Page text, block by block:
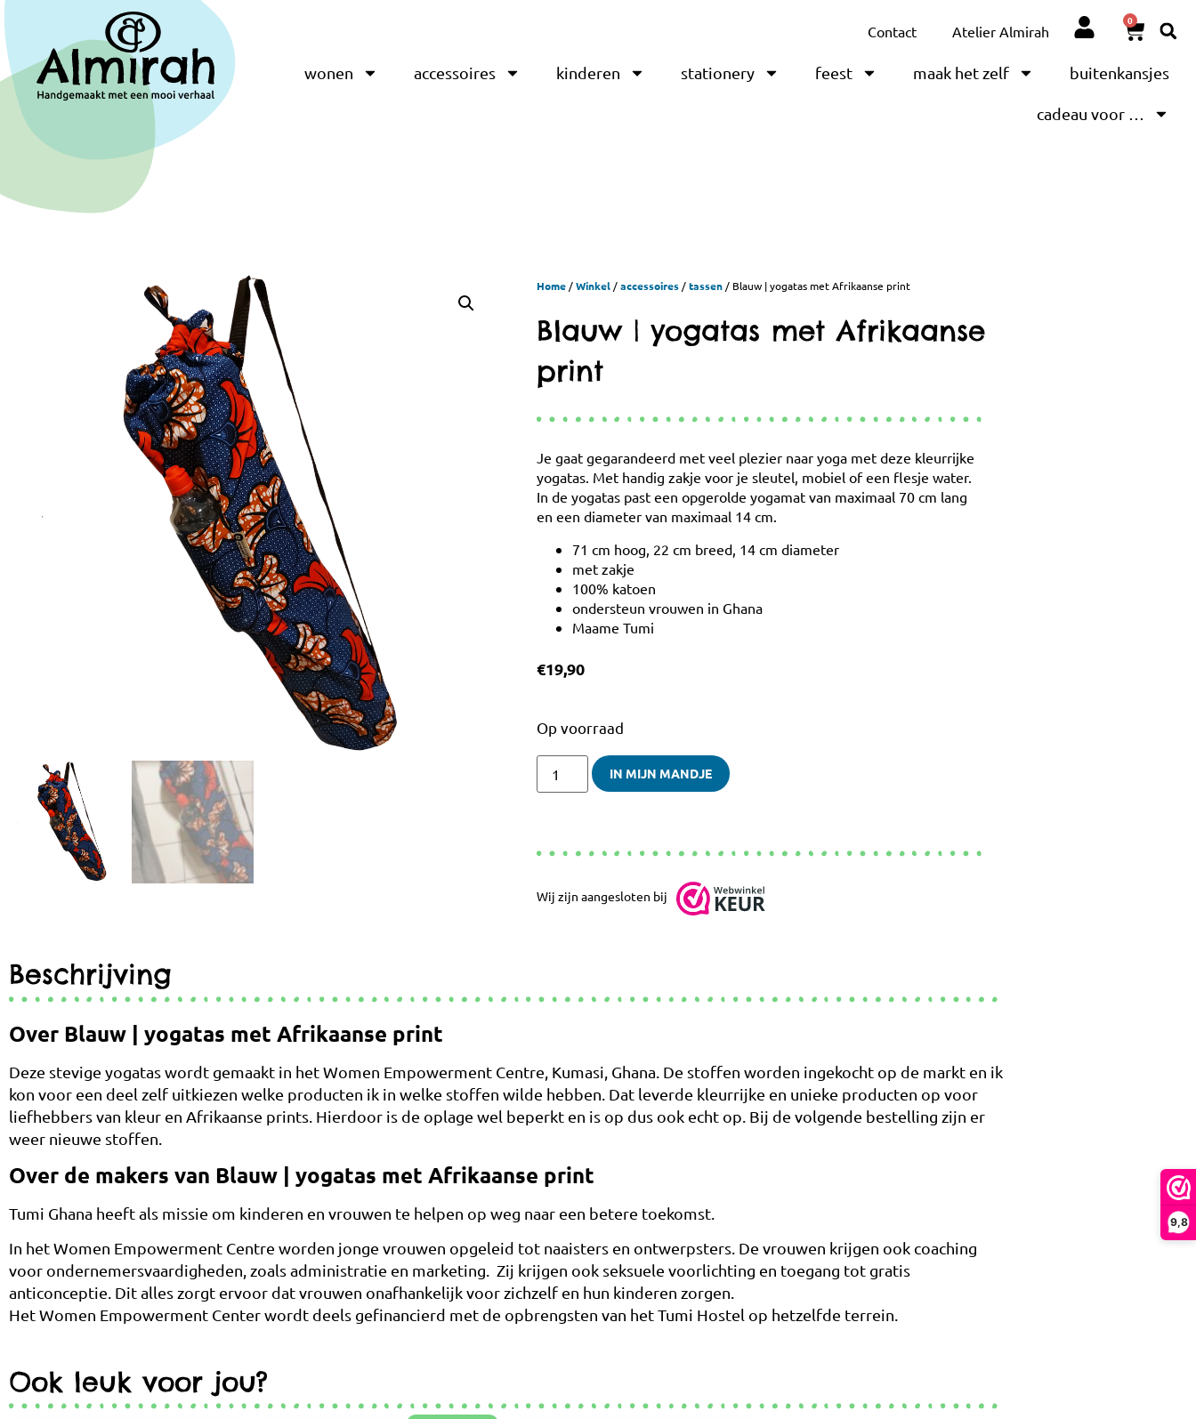
9,8
Contact Atelier Almirah
0
wonen accessoires kinderen stationery feest maak het zelf buitenkansjes
cadeau voor …
Home/Winkel/accessoires/tassen/ Blauw | yogatas met Afrikaanse print
Blauw | yogatas met Afrikaanse
print
Je gaat gegarandeerd met veel plezier naar yoga met deze kleurrijke
yogatas. Met handig zakje voor je sleutel, mobiel of een flesje water.
In de yogatas past een opgerolde yogamat van maximaal 70 cm lang
en een diameter van maximaal 14 cm.
71 cm hoog, 22 cm breed, 14 cm diameter
met zakje
100% katoen
ondersteun vrouwen in Ghana
Maame Tumi
€19,90
Op voorraad
IN MIJN MANDJE
Wij zijn aangesloten bij
Beschrijving
Over Blauw | yogatas met Afrikaanse print
Deze stevige yogatas wordt gemaakt in het Women Empowerment Centre, Kumasi, Ghana. De stoffen worden ingekocht op de markt en ik
kon voor een deel zelf uitkiezen welke producten ik in welke stoffen wilde hebben. Dat leverde kleurrijke en unieke producten op voor
liefhebbers van kleur en Afrikaanse prints. Hierdoor is de oplage wel beperkt en is op dus ook echt op. Bij de volgende bestelling zijn er
weer nieuwe stoffen.
Over de makers van Blauw | yogatas met Afrikaanse print
Tumi Ghana heeft als missie om kinderen en vrouwen te helpen op weg naar een betere toekomst.
In het Women Empowerment Centre worden jonge vrouwen opgeleid tot naaisters en ontwerpsters. De vrouwen krijgen ook coaching
voor ondernemersvaardigheden, zoals administratie en marketing. Zij krijgen ook seksuele voorlichting en toegang tot gratis
anticonceptie. Dit alles zorgt ervoor dat vrouwen onafhankelijk voor zichzelf en hun kinderen zorgen.
Het Women Empowerment Center wordt deels gefinancierd met de opbrengsten van het Tumi Hostel op hetzelfde terrein.
Ook leuk voor jou?